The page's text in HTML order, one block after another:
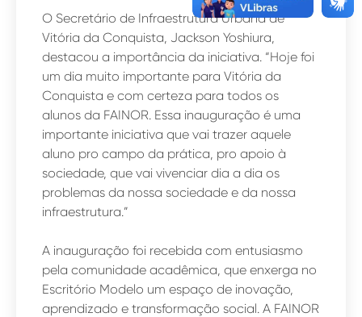
O Secretário de Infraestrutura Urbana de
Vitória da Conquista, Jackson Yoshiura,
destacou a importância da iniciativa. “Hoje foi
um dia muito importante para Vitória da
Conquista e com certeza para todos os
alunos da FAINOR. Essa inauguração é uma
importante iniciativa que vai trazer aquele
aluno pro campo da prática, pro apoio à
sociedade, que vai vivenciar dia a dia os
problemas da nossa sociedade e da nossa
infraestrutura.”
A inauguração foi recebida com entusiasmo
pela comunidade acadêmica, que enxerga no
Escritório Modelo um espaço de inovação,
aprendizado e transformação social. A FAINOR